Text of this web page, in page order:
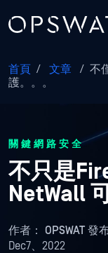
首頁 / 文章 / 不
護。。。
關鍵網路安全
不只是
NetWall
作者： OPSWAT 發
Dec7、2022